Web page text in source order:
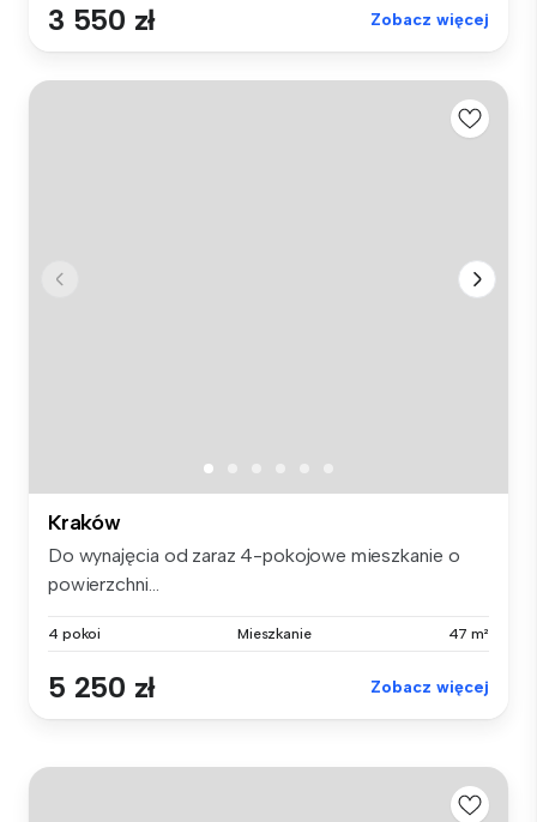
3 550 zł Zobacz więcej
Kraków
Do wynajęcia od zaraz 4-pokojowe mieszkanie o
powierzchni...
4 pokoi Mieszkanie 47 m²
5 250 zł Zobacz więcej